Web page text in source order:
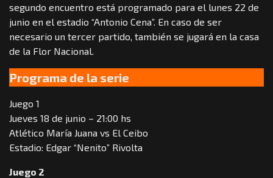
segundo encuentro está programado para el lunes 22 de
junio en el estadio “Antonio Cena”. En caso de ser
necesario un tercer partido, también se jugará en la casa
de la Flor Nacional.
Programa de la serie
Juego 1
Jueves 18 de junio – 21:00 hs
Atlético María Juana vs El Ceibo
Estadio: Edgar “Nenito” Rivolta
Juego 2